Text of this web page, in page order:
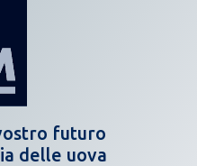
futuro
delle uova